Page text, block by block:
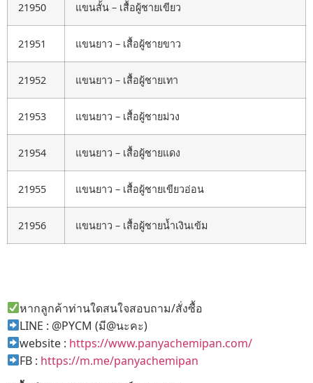
21950 แขนสั้น – เสื้อผู้ชายเขียว
21951 แขนยาว – เสื้อผู้ชายขาว
21952 แขนยาว – เสื้อผู้ชายเทา
21953 แขนยาว – เสื้อผู้ชายม่วง
21954 แขนยาว – เสื้อผู้ชายแดง
21955 แขนยาว – เสื้อผู้ชายเขียวอ่อน
21956 แขนยาว – เสื้อผู้ชายน้ำเงินเข้ม
หากลูกค้าท่านใดสนใจสอบถาม/สั่งซื้อ
LINE : @PYCM (มี@นะคะ)
website : https://www.panyachemipan.com/
FB : https://m.me/panyachemipan